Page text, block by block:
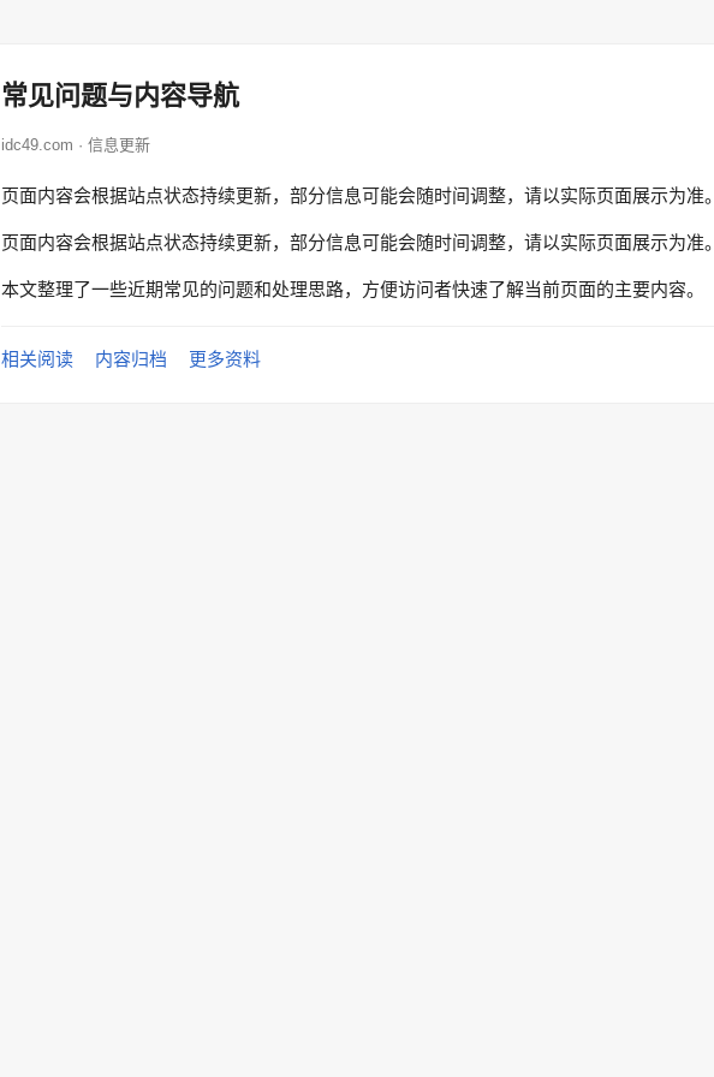
常见问题与内容导航
idc49.com · 信息更新
页面内容会根据站点状态持续更新，部分信息可能会随时间调整，请以实际页面展示为准。
页面内容会根据站点状态持续更新，部分信息可能会随时间调整，请以实际页面展示为准。
本文整理了一些近期常见的问题和处理思路，方便访问者快速了解当前页面的主要内容。
相关阅读 内容归档 更多资料